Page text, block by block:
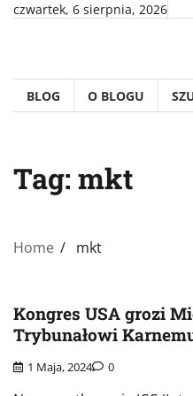
Skipczwartek, 6 sierpnia, 2026
BLOG O BLOGU
Tag: mkt
Home mkt
Kongres USA grozi
Trybunałowi
1 Maja, 2024 0